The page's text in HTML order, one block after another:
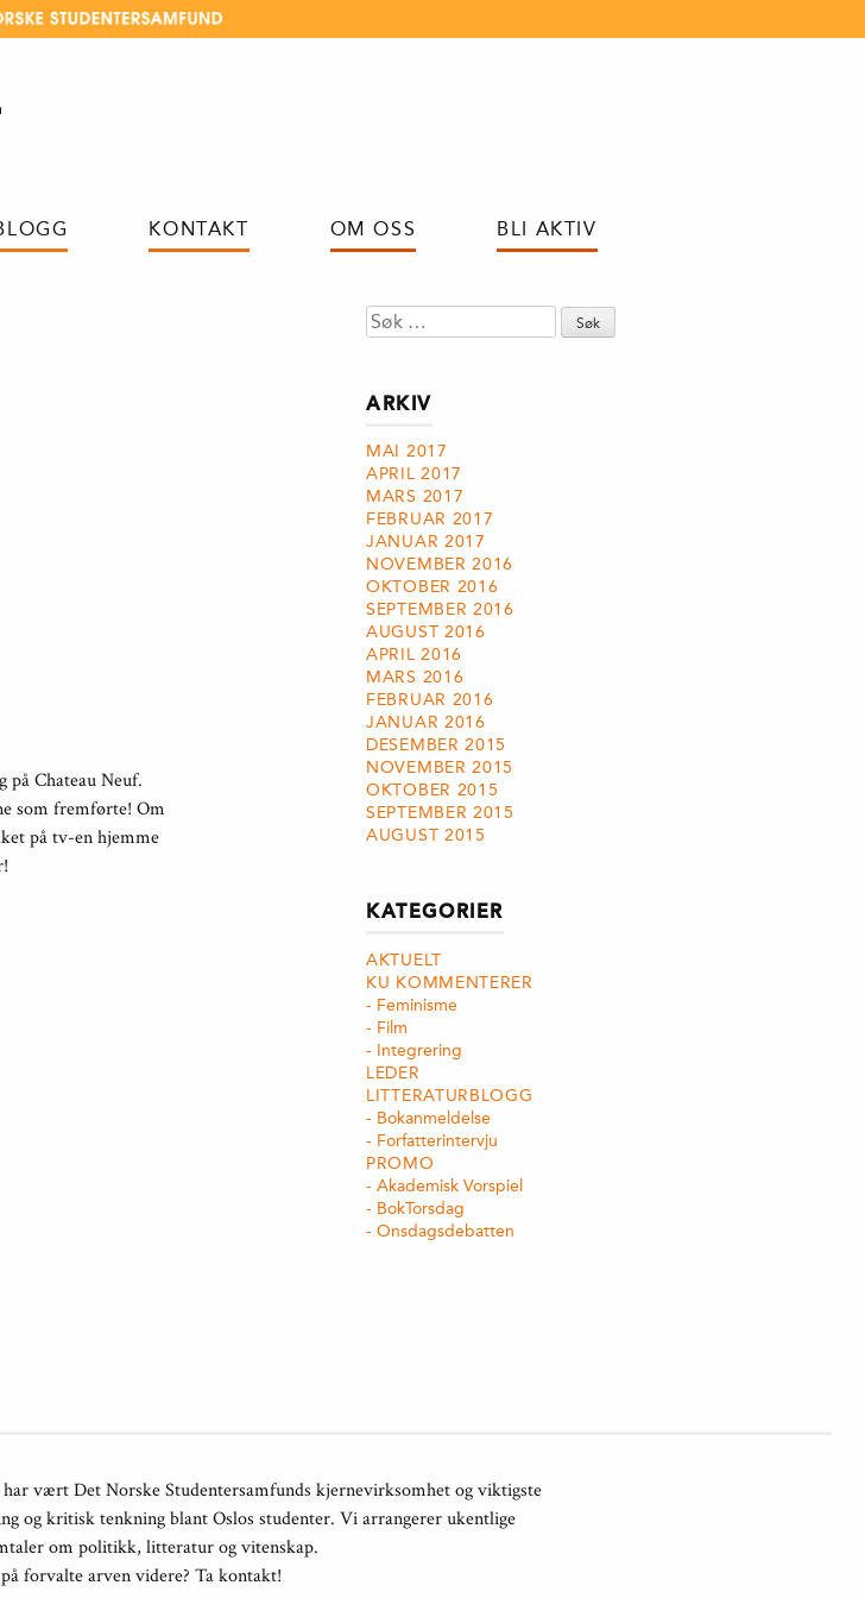
KONTAKT OM OSS BLI AKTIV
på Chateau Neuf.
som fremførte! Om
på tv-en hjemme
Søk
etter:
ARKIV
MAI 2017
APRIL 2017
MARS 2017
FEBRUAR 2017
JANUAR 2017
NOVEMBER 2016
OKTOBER 2016
SEPTEMBER 2016
AUGUST 2016
APRIL 2016
MARS 2016
FEBRUAR 2016
JANUAR 2016
DESEMBER 2015
NOVEMBER 2015
OKTOBER 2015
SEPTEMBER 2015
AUGUST 2015
KATEGORIER
AKTUELT
KU KOMMENTERER
Feminisme
Film
Integrering
LEDER
LITTERATURBLOGG
Bokanmeldelse
Forfatterintervju
PROMO
Akademisk Vorspiel
BokTorsdag
Onsdagsdebatten
vært Det Norske Studentersamfunds kjernevirksomhet og viktigste
og kritisk tenkning blant Oslos studenter. Vi arrangerer ukentlige
om politikk, litteratur og vitenskap.
forvalte arven videre? Ta kontakt!